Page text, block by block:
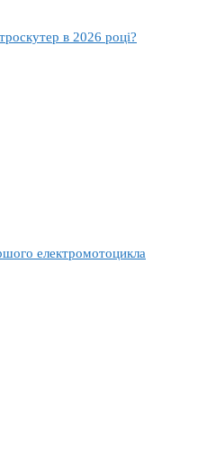
в 2026 році?
електромотоцикла